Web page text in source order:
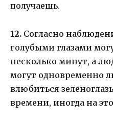
получаешь.
12. Согласно
голубыми глазами
несколько минут, а
могут одновременно
влюбиться
времени, иногда на